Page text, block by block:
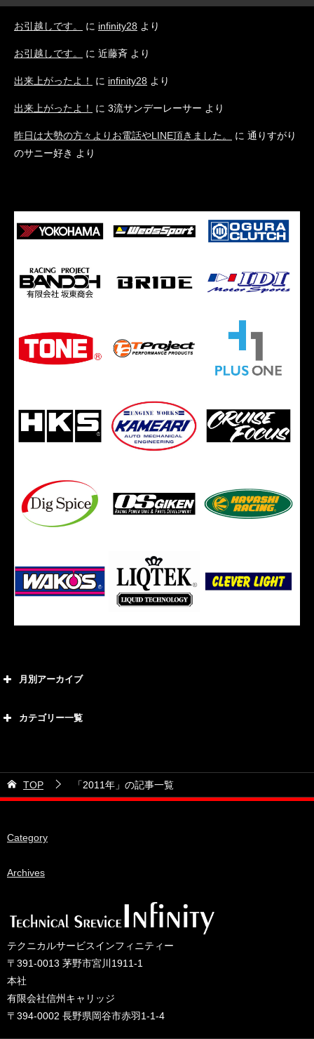
お引越しです。 に infinity28 より
お引越しです。 に 近藤斉 より
出来上がったよ！ に infinity28 より
出来上がったよ！ に 3流サンデーレーサー より
昨日は大勢の方々よりお電話やLINE頂きました。 に 通りすがり
のサニー好き より
月別アーカイブ
2026年5月
2026年4月
2026年2月
2025年11月
2025年9月
2025年7月
2025年6月
カテゴリー一覧
21号車
28号車
ORC
other
TOP 「2011年」の記事一覧
Category
Archives
テクニカルサービスインフィニティー
〒391-0013 茅野市宮川1911-1
本社
有限会社信州キャリッジ
〒394-0002 長野県岡谷市赤羽1-1-4